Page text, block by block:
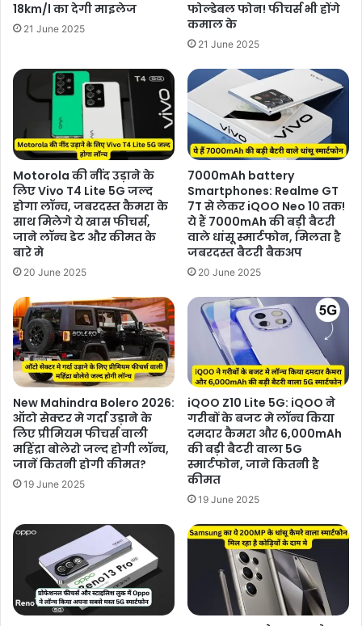
18km/l का देगी माइलेज
21 June 2025
फोल्डेबल फोन! फीचर्स भी होंगे
कमाल के
21 June 2025
Motorola की नींद उड़ाने के
लिए Vivo T4 Lite 5G जल्द
होगा लॉन्च, जबरदस्त कैमरा के
साथ मिलेगे ये खास फीचर्स,
जाने लॉन्च डेट और कीमत के
बारे मे
20 June 2025
7000mAh battery
Smartphones: Realme GT
7T से लेकर iQOO Neo 10 तक!
ये हैं 7000mAh की बड़ी बैटरी
वाले धांसू स्मार्टफोन, मिलता है
जबरदस्त बैटरी बैकअप
20 June 2025
New Mahindra Bolero 2026:
ऑटो सेक्टर मे गर्दा उड़ाने के
लिए प्रीमियम फीचर्स वाली
महिंद्रा बोलेरो जल्द होगी लॉन्च,
जानें कितनी होगी कीमत?
19 June 2025
iQOO Z10 Lite 5G: iQOO ने
गरीबों के बजट मे लॉन्च किया
दमदार कैमरा और 6,000mAh
की बड़ी बैटरी वाला 5G
स्मार्टफोन, जाने कितनी है
कीमत
19 June 2025